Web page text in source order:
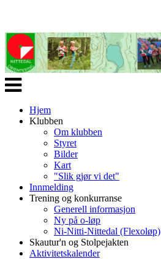
Veksle
navigasjon
Hjem
Klubben
Om klubben
Styret
Bilder
Kart
"Slik gjør vi det"
Innmelding
Trening og konkurranse
Generell informasjon
Ny på o-løp
Ni-Nitti-Nittedal (Flexoløp)
Skautur'n og Stolpejakten
Aktivitetskalender